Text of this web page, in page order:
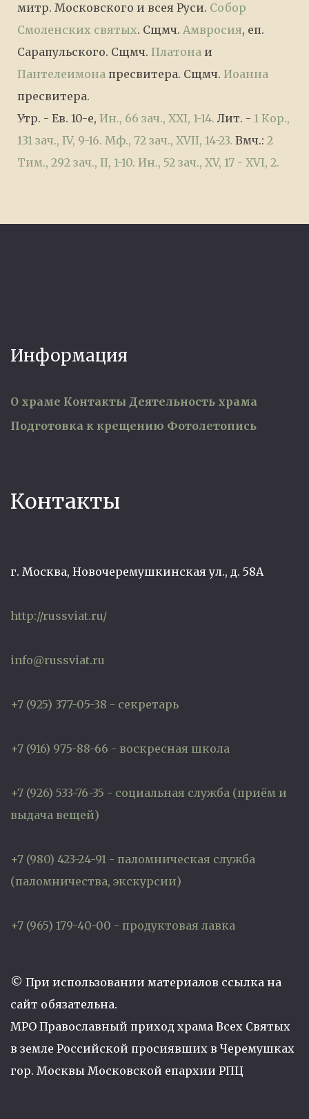
митр. Московского и всея Руси. Собор
Смоленских святых. Сщмч. Амвросия, еп.
Сарапульского. Сщмч. Платона и
Пантелеимона пресвитера. Сщмч. Иоанна
пресвитера.
Утр. - Ев. 10-е, Ин., 66 зач., XXI, 1-14. Лит. - 1 Кор.,
131 зач., IV, 9-16. Мф., 72 зач., XVII, 14-23. Вмч.: 2
Тим., 292 зач., II, 1-10. Ин., 52 зач., XV, 17 - XVI, 2.
Информация
О храме Контакты Деятельность храма
Подготовка к крещению Фотолетопись
Контакты
г. Москва, Новочеремушкинская ул., д. 58А
http://russviat.ru/
info@russviat.ru
+7 (925) 377-05-38 - секретарь
+7 (916) 975-88-66 - воскресная школа
+7 (926) 533-76-35 - социальная служба (приём и
выдача вещей)
+7 (980) 423-24-91 - паломническая служба
(паломничества, экскурсии)
+7 (965) 179-40-00 - продуктовая лавка
© При использовании материалов ссылка на
сайт обязательна.
МРО Православный приход храма Всех Святых
в земле Российской просиявших в Черемушках
гор. Москвы Московской епархии РПЦ